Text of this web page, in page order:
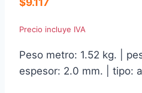
Precio incluye IVA
Peso metro: 1.52 kg. |
espesor: 2.0 mm. | tipo: